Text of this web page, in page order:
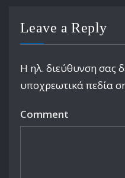
Leave a Reply
Η ηλ. διεύθυνση σας
υποχρεωτικά πεδία
Comment